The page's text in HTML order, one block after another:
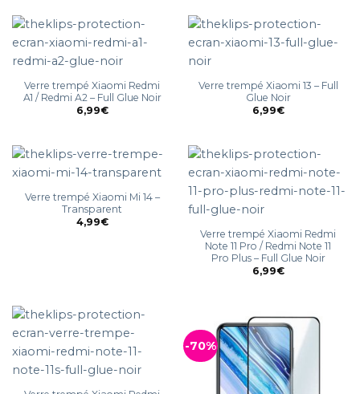
Verre trempé Xiaomi Redmi
A1 / Redmi A2 – Full Glue Noir
6,99€
Verre trempé Xiaomi 13 – Full
Glue Noir
6,99€
Verre trempé Xiaomi Mi 14 –
Transparent
4,99€
Verre trempé Xiaomi Redmi
Note 11 Pro / Redmi Note 11
Pro Plus – Full Glue Noir
6,99€
-70%